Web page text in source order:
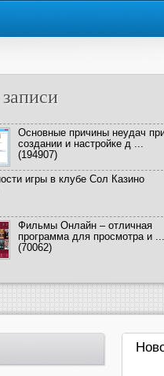
Основные причины неудач
создании и настройке д ...
(194907)
игры в клубе Сол Казино
Фильмы Онлайн – отличная
программа для просмотра и ...
(70062)